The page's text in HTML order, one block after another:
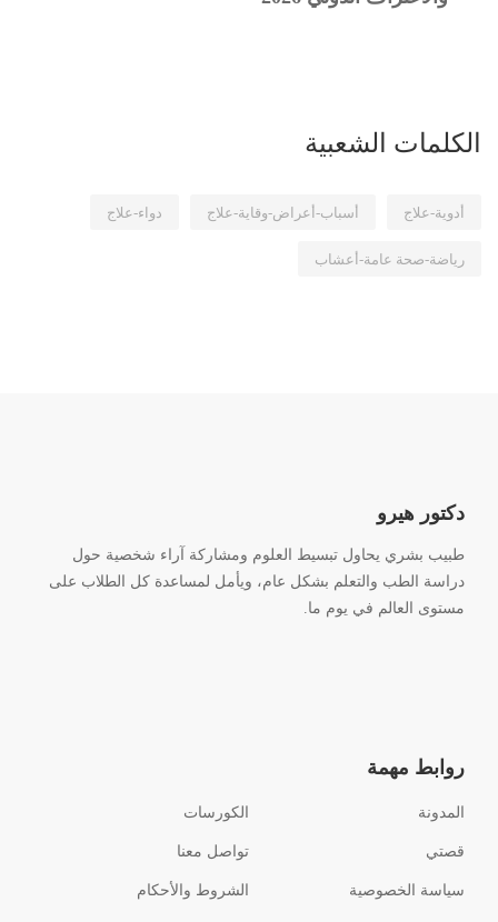
الكلمات الشعبية
أدوية-علاج أسباب-أعراض-وقاية-علاج دواء-علاج
رياضة-صحة عامة-أعشاب
دكتور هيرو
طبيب بشري يحاول تبسيط العلوم ومشاركة آراء شخصية حول
دراسة الطب والتعلم بشكل عام، ويأمل لمساعدة كل الطلاب على
مستوى العالم في يوم ما.
روابط مهمة
المدونة الكورسات
قصتي تواصل معنا
سياسة الخصوصية الشروط والأحكام